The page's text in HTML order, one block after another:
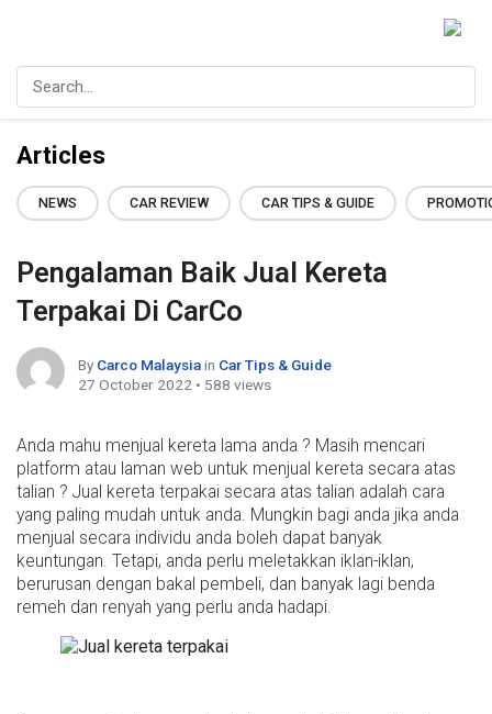
Articles
NEWS CAR REVIEW CAR TIPS & GUIDE
Pengalaman Baik Jual Kereta
Terpakai Di CarCo
By Carco Malaysiain Car Tips & Guide
27 October 2022 • 588 views
Anda mahu menjual kereta lama anda ? Masih mencari
platform atau laman web untuk menjual kereta secara atas
talian ? Jual kereta terpakai secara atas talian adalah cara
yang paling mudah untuk anda. Mungkin bagi anda jika anda
menjual secara individu anda boleh dapat banyak
keuntungan. Tetapi, anda perlu meletakkan iklan-iklan,
berurusan dengan bakal pembeli, dan banyak lagi benda
remeh dan renyah yang perlu anda hadapi.